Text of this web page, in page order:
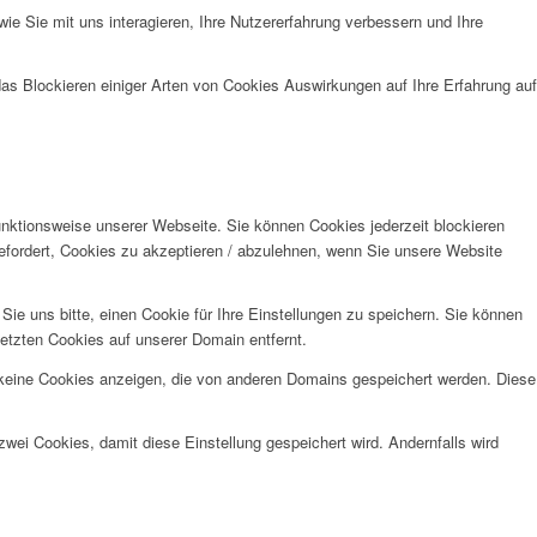
Sie mit uns interagieren, Ihre Nutzererfahrung verbessern und Ihre
Blockieren einiger Arten von Cookies Auswirkungen auf Ihre Erfahrung auf
unserer Webseite. Sie können Cookies jederzeit blockieren
Cookies zu akzeptieren / abzulehnen, wenn Sie unsere Website
uns bitte, einen Cookie für Ihre Einstellungen zu speichern. Sie können
Cookies auf unserer Domain entfernt.
Cookies anzeigen, die von anderen Domains gespeichert werden. Diese
Cookies, damit diese Einstellung gespeichert wird. Andernfalls wird